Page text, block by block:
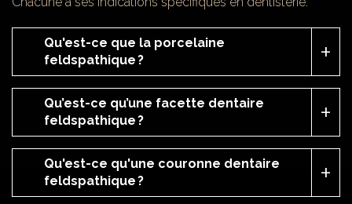
Qu'est-ce que la porcelaine
feldspathique ?
Qu’est-ce qu’une facette dentaire
feldspathique ?
Qu'est-ce qu'une couronne dentaire
feldspathique ?